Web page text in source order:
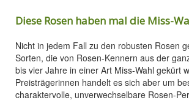
Diese Rosen haben mal die Miss-
Nicht in jedem Fall zu den robusten Rosen
Sorten, die von Rosen-Kennern aus der
bis vier Jahre in einer Art Miss-Wahl gekürt
Preisträgerinnen handelt es sich aber um
charaktervolle, unverwechselbare Rosen-